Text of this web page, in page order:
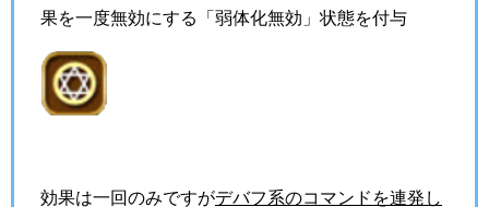
果を一度無効にする「弱体化無効」状態を付与
効果は一回のみですがデバフ系のコマンドを連発し